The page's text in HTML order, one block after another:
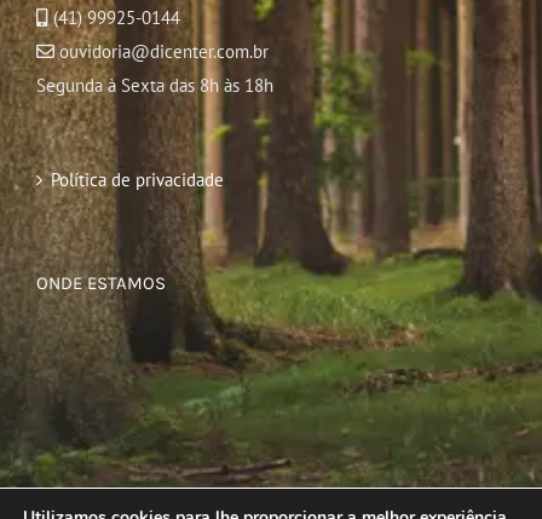
(41) 99925-0144
ouvidoria@dicenter.com.br
Segunda à Sexta das 8h às 18h
Política de privacidade
ONDE ESTAMOS